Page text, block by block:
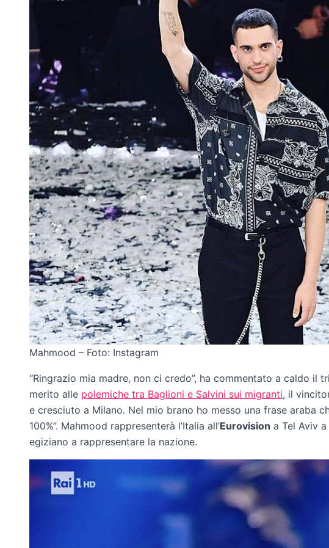
Mahmood – Foto: Instagram
“Ringrazio mia madre, non ci credo”, ha commentato a caldo il
merito alle polemiche tra Baglioni e Salvini sui migranti, il
e cresciuto a Milano. Nel mio brano ho messo una frase araba
100%”. Mahmood rappresenterà l’Italia all’Eurovision a Tel Aviv
egiziano a rappresentare la nazione.